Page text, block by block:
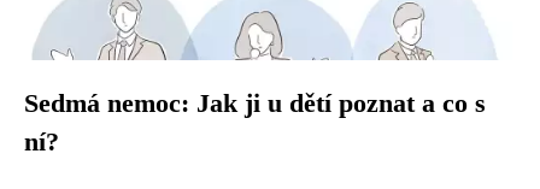
Sedmá nemoc: Jak ji u dětí poznat a co s
ní?